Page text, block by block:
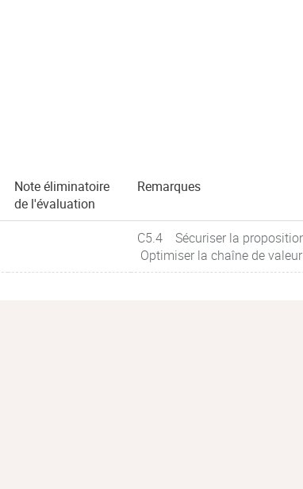
Note éliminatoire
de l'évaluation
Remarques
C5.4 Sécuriser la
Optimiser la chaîne de